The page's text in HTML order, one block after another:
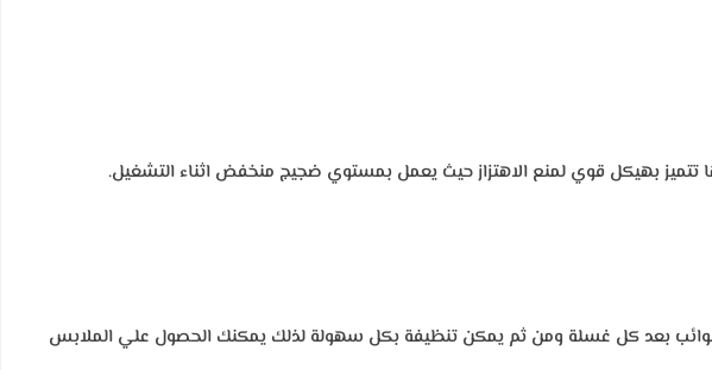
تتميز بهيكل قوي لمنع الاهتزاز حيث يعمل بمستوي ضجيج منخفض اثناء التشغيل.
بعد كل غسلة ومن ثم يمكن تنظيفة بكل سهولة لذلك يمكنك الحصول علي الملابس